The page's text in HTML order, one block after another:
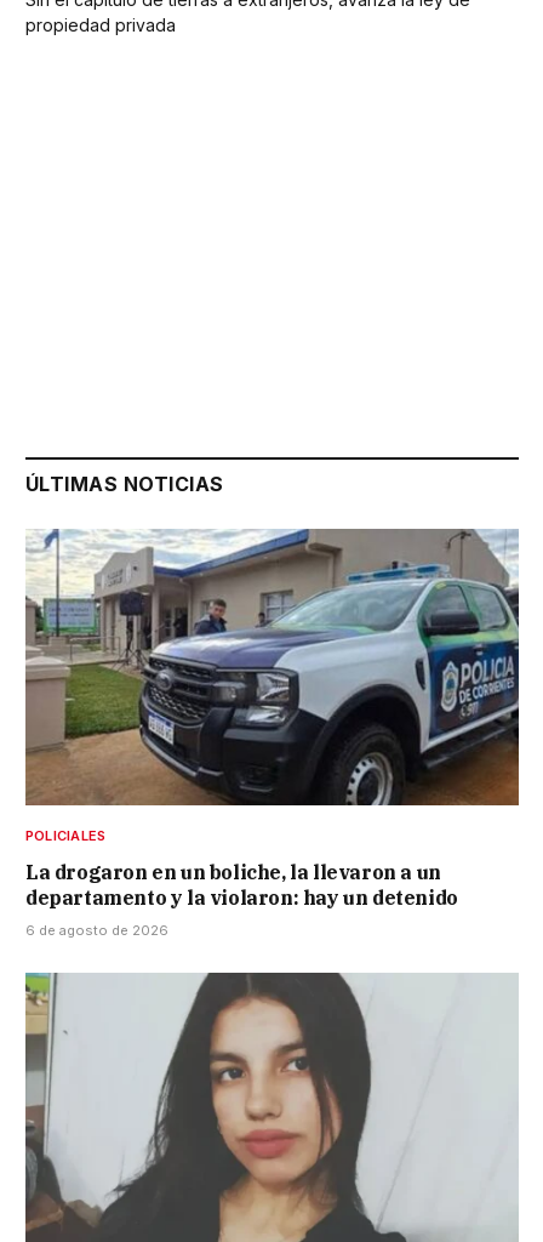
propiedad privada
ÚLTIMAS NOTICIAS
POLICIALES
La drogaron en un boliche, la llevaron a un
departamento y la violaron: hay un detenido
6 de agosto de 2026